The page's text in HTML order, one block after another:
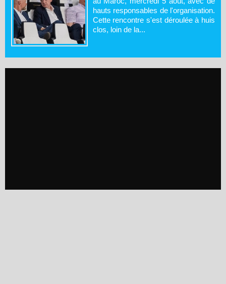
hauts responsables de l'organisation.
Cette rencontre s'est déroulée à huis
clos, loin de la...